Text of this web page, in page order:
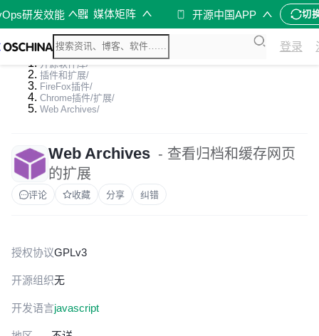
研发效能 媒体矩阵 开源中国APP 切
登录
开源软件库/
插件和扩展/
FireFox插件/
Chrome插件/扩展/
Web Archives/
Web Archives - 查看归档和缓存网页
的扩展
评论 收藏 分享 纠错
授权协议GPLv3
开源组织无
开发语言javascript